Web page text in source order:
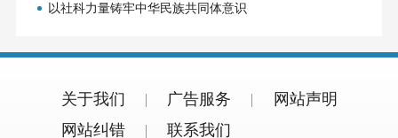
以社科力量铸牢中华民族共同体意识
关于我们 广告服务
网站声明
网站纠错
联系我们